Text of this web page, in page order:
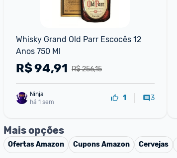
Whisky Grand Old Parr Escocês 12
Anos 750 Ml
R$ 256,15
R$94,91
há 1 sem
1 3
Mais opções
OfertasAmazon CuponsAmazon Cervejas